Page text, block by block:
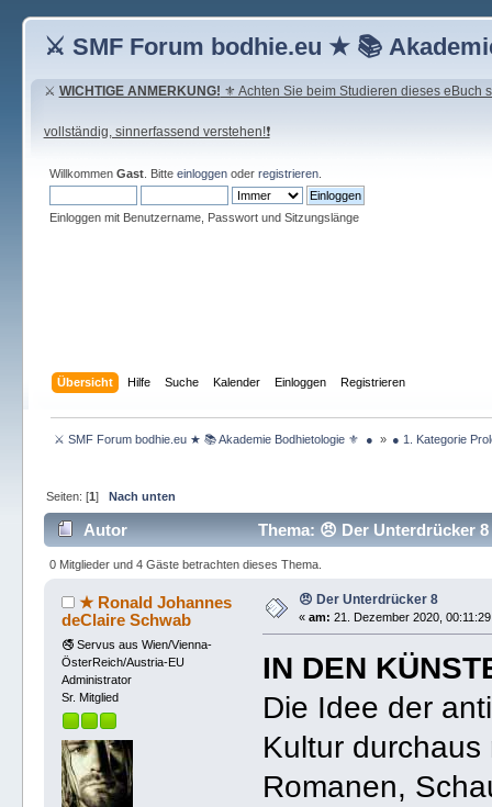
⚔ SMF Forum bodhie.eu ★ 📚
⚔ WICHTIGE ANMERKUNG! ⚜ Achten Sie beim Studieren dieses eBuch
vollständig, sinnerfassend verstehen!❗
Willkommen Gast. Bitte einloggenoder registrieren.
Einloggen mit Benutzername, Passwort und Sitzungslänge
Übersicht Hilfe Suche Kalender Einloggen Registrieren
⚔ SMF Forum bodhie.eu ★ 📚 Akademie Bodhietologie ⚜  ● » ● 1. Kategorie
Seiten: [1] Nach unten
Autor Thema: 😠 Der Unterdrücker
0 Mitglieder und 4 Gäste betrachten dieses Thema.
★ Ronald Johannes
deClaire Schwab
🚭 Servus aus Wien/Vienna-
ÖsterReich/Austria-EU
Administrator
Sr. Mitglied
😠 Der Unterdrücker 8
« am: 21. Dezember 2020,
IN DEN
Die Idee der
Kultur
Romanen,